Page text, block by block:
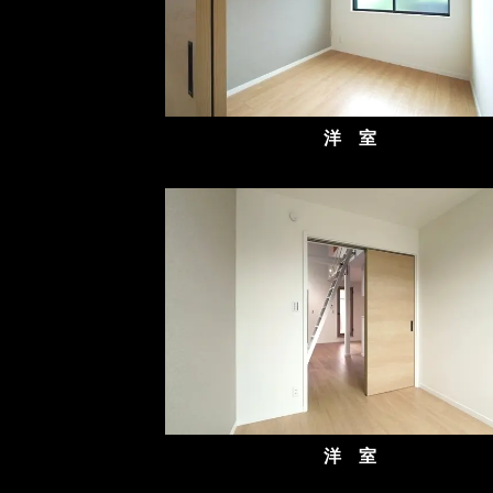
洋 室
洋 室